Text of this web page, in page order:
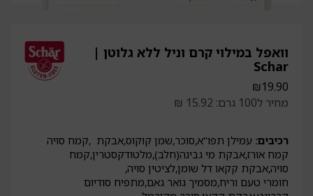
וואפל במילוי קרם וניל ללא גלוטן |
Schar
₪19.90
מחיר ל100 גרם: 15.92 ₪
רכיבים: עמילן תפו"א,סוכר,שמן קוקוס,אבקת ,קמח סויה
קמח אורז,אבקת מי גבינה(חלב),מלטודקסטרין,קמח
סויה,אבקת קקאו דל שומן,לציטין סויה,
חומרי טעם וריח,מסמיך גואר גאם,מתפיח סודיום